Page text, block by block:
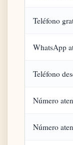
Teléfono
WhatsApp
Teléfono
Número
Número